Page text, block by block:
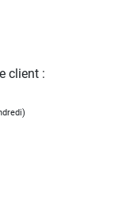
client :